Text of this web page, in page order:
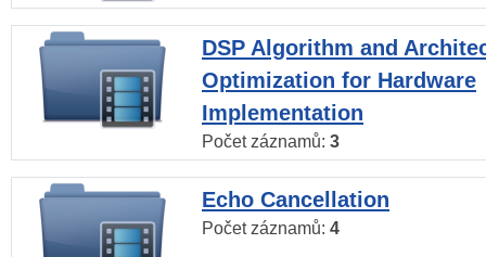
DSP Algorithm and
Optimization for Hardware
Implementation
Počet záznamů: 3
Echo Cancellation
Počet záznamů: 4